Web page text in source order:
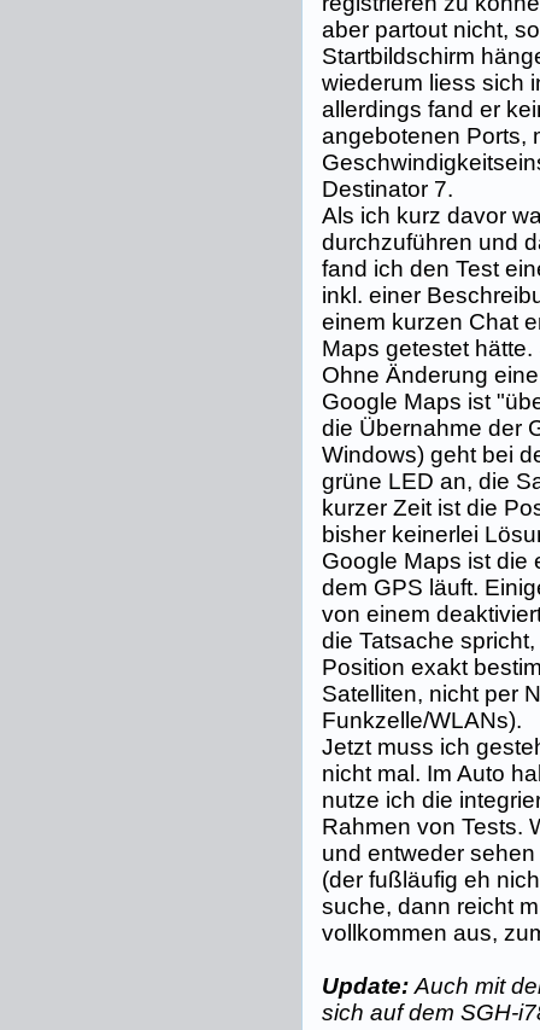
aber partout nicht,
Startbildschirm
wiederum liess sich
allerdings fand er
angebotenen Ports,
Destinator 7.
Als ich kurz davor
durchzuführen und
fand ich den Test
inkl. einer
einem kurzen Chat
Maps getestet
Ohne Änderung
Google Maps ist
die Übernahme der
Windows) geht bei
grüne LED an, die
kurzer Zeit ist die
bisher keinerlei
Google Maps ist die
dem GPS läuft.
von einem
die Tatsache
Position exakt
Satelliten, nicht per
Funkzelle/WLANs).
Jetzt muss ich
nicht mal. Im Auto
nutze ich die
Rahmen von Tests.
und entweder
(der fußläufig eh
suche, dann reicht
vollkommen aus,
Update:Auch mit
sich auf dem SGH-